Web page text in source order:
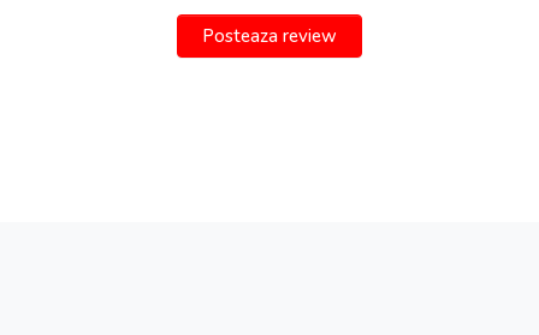
Posteaza review